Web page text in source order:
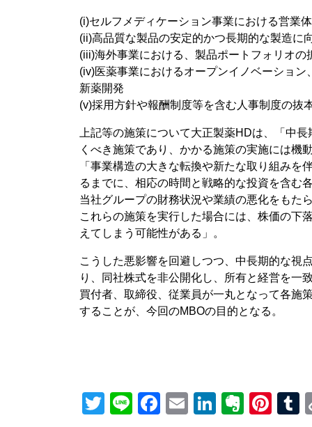
(i)セルフメディケーション事業における営業
(ii)高品質な製品の安定的かつ長期的な製造に
(iii)海外事業における、製品ポートフォリオ
(iv)医薬事業におけるオープンイノベーショ
新薬開発
(v)採用方針や報酬制度等を含む人事制度の抜
上記等の施策について大正製薬HDは、「中
くべき施策であり、かかる施策の実施には機
「事業構造の大きな転換や新たな取り組み
るまでに、相応の時間と戦略的な投資を含む
当社グループの財務状況や業績の悪化をもた
これらの施策を実行した場合には、株価の下
えてしまう可能性がある」。
こうした悪影響を回避しつつ、中長期的な視
り、同社株式を非公開化し、所有と経営を一
買付者、取締役、従業員が一丸となって各施
することが、今回のMBOの目的となる。
Twitter
LineFacebook
EmailLinkedIn